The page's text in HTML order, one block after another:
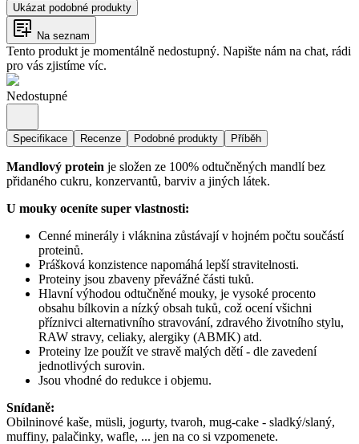
Ukázat podobné produkty
Na seznam
Tento produkt je momentálně nedostupný. Napište nám na chat, rádi
pro vás zjistíme víc.
Nedostupné
Specifikace Recenze Podobné produkty Příběh
Mandlový protein je složen ze 100% odtučněných mandlí bez
přidaného cukru, konzervantů, barviv a jiných látek.
U mouky oceníte super vlastnosti:
Cenné minerály i vláknina zůstávají v hojném počtu součástí
proteinů.
Prášková konzistence napomáhá lepší stravitelnosti.
Proteiny jsou zbaveny převážné části tuků.
Hlavní výhodou odtučněné mouky, je vysoké procento
obsahu bílkovin a nízký obsah tuků, což ocení všichni
příznivci alternativního stravování, zdravého životního stylu,
RAW stravy, celiaky, alergiky (ABMK) atd.
Proteiny lze použít ve stravě malých dětí - dle zavedení
jednotlivých surovin.
Jsou vhodné do redukce i objemu.
Snídaně:
Obilninové kaše, müsli, jogurty, tvaroh, mug-cake - sladký/slaný,
muffiny, palačinky, wafle, ... jen na co si vzpomenete.